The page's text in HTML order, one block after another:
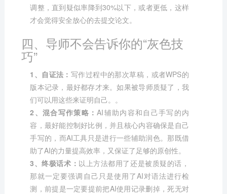
调整，直到疑似率降到30%以下，或者更低，这样
才会觉得安全放心的去提交论文。
四、导师不会告诉你的“灰色技
巧”
1、自证法： 写作过程中的那次草稿，或者WPS的
版本记录，最好都存才来。如果被导师质疑了，我
们可以用这些来证明自己。。
2、混合写作策略：AI辅助内容和自己手写的内
容，最好能控制好比例，并且核心内容确保是自己
手写的，而AI工具只是进行一些辅助润色。那既借
助了AI的力量提高效率，又保证了足够的原创性。
3、终极话术： 以上方法都用了还是被质疑的话，
那就一定要强调自己只是使用了AI对语法进行检
测，前提是一定要提前把AI使用记录删掉，死无对